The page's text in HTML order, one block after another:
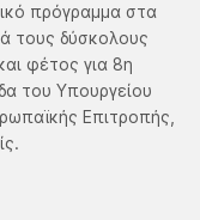
πρόγραμμα στα
τους δύσκολους
φέτος για 8η
του Υπουργείου
Επιτροπής,